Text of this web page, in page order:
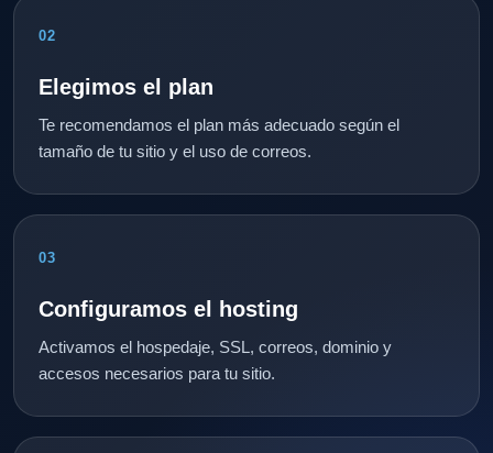
02
Elegimos el plan
Te recomendamos el plan más adecuado según el
tamaño de tu sitio y el uso de correos.
03
Configuramos el hosting
Activamos el hospedaje, SSL, correos, dominio y
accesos necesarios para tu sitio.